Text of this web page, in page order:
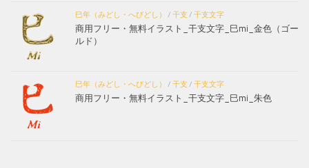
巳年（みどし・へびどし） / 干支 / 干支文字
商用フリー・無料イラスト_干支文字_巳mi_金色（ゴー
ルド）
巳年（みどし・へびどし） / 干支 / 干支文字
商用フリー・無料イラスト_干支文字_巳mi_朱色